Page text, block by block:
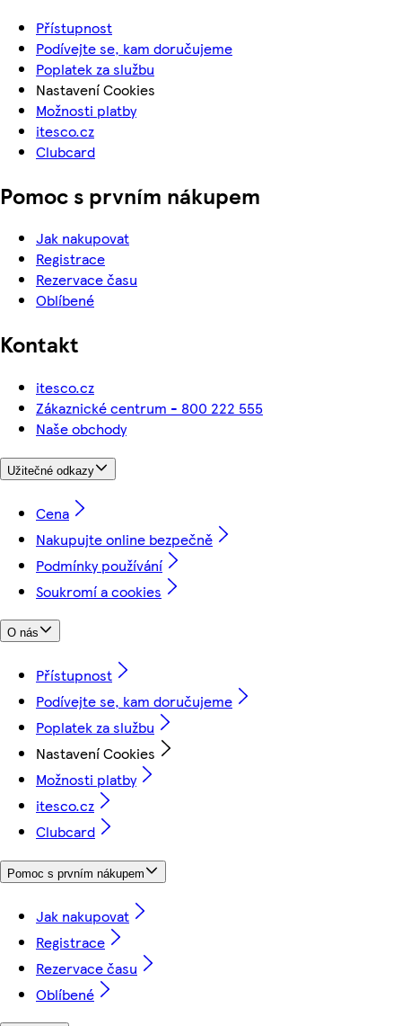
Přístupnost
Podívejte se, kam doručujeme
Poplatek za službu
Nastavení Cookies
Možnosti platby
itesco.cz
Clubcard
Pomoc s prvním nákupem
Jak nakupovat
Registrace
Rezervace času
Oblíbené
Kontakt
itesco.cz
Zákaznické centrum - 800 222 555
Naše obchody
Užitečné odkazy
Cena
Nakupujte online bezpečně
Podmínky používání
Soukromí a cookies
O nás
Přístupnost
Podívejte se, kam doručujeme
Poplatek za službu
Nastavení Cookies
Možnosti platby
itesco.cz
Clubcard
Pomoc s prvním nákupem
Jak nakupovat
Registrace
Rezervace času
Oblíbené